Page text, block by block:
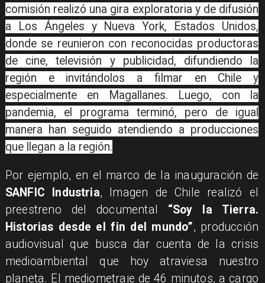
comisión realizó una gira exploratoria y de difusión
a Los Ángeles y Nueva York, Estados Unidos,
donde se reunieron con reconocidas productoras
de cine, televisión y publicidad, difundiendo la
región e invitándolos a filmar en Chile y
especialmente en Magallanes. Luego, con la
pandemia, el programa terminó, pero de igual
manera han seguido atendiendo a producciones
que llegan a la región.
Por ejemplo, en el marco de la inauguración de
SANFIC Industria, Imagen de Chile realizó el
preestreno del documental “Soy la Tierra.
Historias desde el fin del mundo”, producción
audiovisual que busca dar cuenta de la crisis
medioambiental que hoy atraviesa nuestro
planeta. El mediometraje de 46 minutos, a cargo